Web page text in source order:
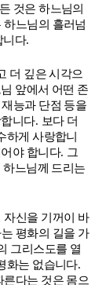
것은 하느님의
하느님의 흘러넘
니다.
더 깊은 시각으
앞에서 어떤 존
재능과 단점 등을
니다. 보다 더
하게 사랑합니
야 합니다. 그
느님께 드리는
자신을 기꺼이 바
평화의 길을 가
그리스도를 열
화는 없습니다.
른다는 것은 몸으